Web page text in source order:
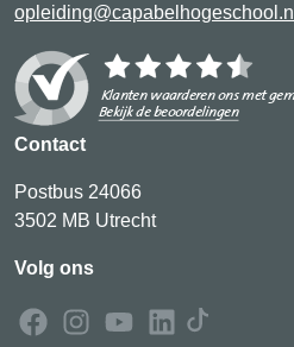
opleiding@capabelhogeschool.nl
Contact
Postbus 24066
3502 MB Utrecht
Volg ons